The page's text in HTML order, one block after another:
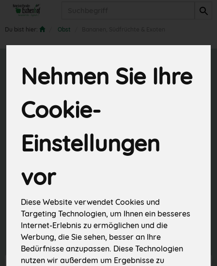
Nehmen Sie Ihre
Cookie-
Einstellungen
vor
Diese Website verwendet Cookies und
Targeting Technologien, um Ihnen ein besseres
Internet-Erlebnis zu ermöglichen und die
Werbung, die Sie sehen, besser an Ihre
Bedürfnisse anzupassen. Diese Technologien
nutzen wir außerdem um Ergebnisse zu
Du bist hier: Obst
Bananen,
Südfrüchte &
Exoten 6 von 838
Hersteller Allergene